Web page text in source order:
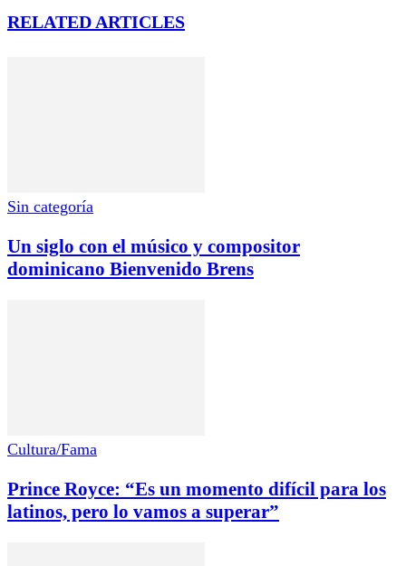
RELATED ARTICLES
Sin categoría
Un siglo con el músico y compositor
dominicano Bienvenido Brens
Cultura/Fama
Prince Royce: “Es un momento difícil para los
latinos, pero lo vamos a superar”